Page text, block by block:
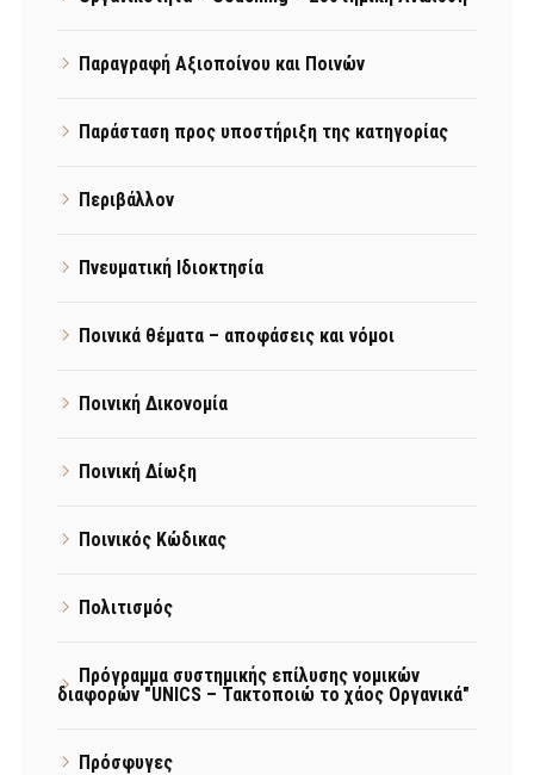
Παραγραφή Αξιοποίνου και Ποινών
Παράσταση προς υποστήριξη της κατηγορίας
Περιβάλλον
Πνευματική Ιδιοκτησία
Ποινικά θέματα – αποφάσεις και νόμοι
Ποινική Δικονομία
Ποινική Δίωξη
Ποινικός Κώδικας
Πολιτισμός
Πρόγραμμα συστημικής επίλυσης νομικών
διαφορών "UNICS – Τακτοποιώ το χάος Οργανικά"
Πρόσφυγες